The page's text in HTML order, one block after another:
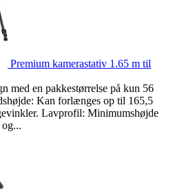
Premium kamerastativ 1.65 m til
med en pakkestørrelse på kun 56
Kan forlænges op til 165,5
Lavprofil: Minimumshøjde